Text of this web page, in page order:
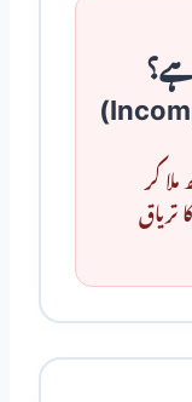
کر
تریاق